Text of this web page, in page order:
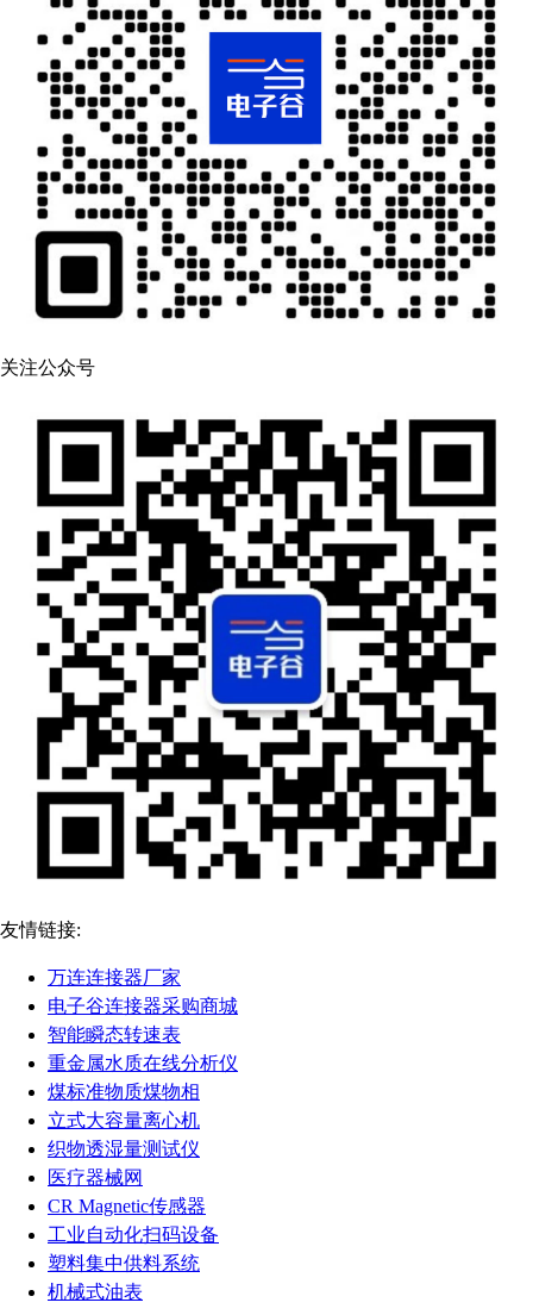
关注公众号
友情链接:
万连连接器厂家
电子谷连接器采购商城
智能瞬态转速表
重金属水质在线分析仪
煤标准物质煤物相
立式大容量离心机
织物透湿量测试仪
医疗器械网
CR Magnetic传感器
工业自动化扫码设备
塑料集中供料系统
机械式油表